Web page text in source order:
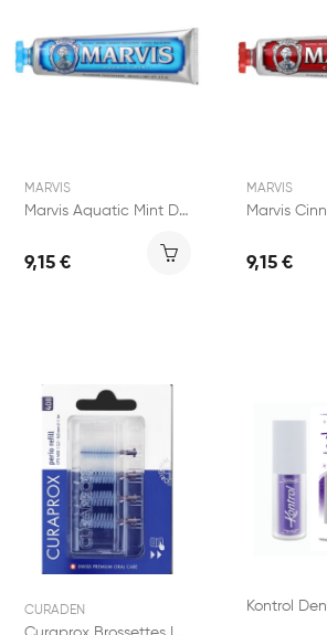
MARVIS
Marvis Aquatic Mint Dentifrice 85ml
9,15 €
MARVIS
9,15 €
CURADEN